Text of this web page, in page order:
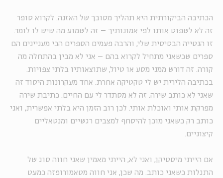
הכתיבה הביקורתית היא תהליך מסובך של האזנה. לקרוא סופר
זה לא לשפוט אותו לפי אמונותיך – זה לשמוע מה שיש לו לומר.
זו הנטייה הבסיסית שלי, והרבה פעמים הספרים הכי מעניינים הם
ספרים שכשאני מתחיל לקרוא בהם – אני לא מבין בהתחלה מה
קורה. זה דורש ממני מסע או טיול, שתוצאותיו בלתי צפויות.
בכתיבה הלירית יש לי טקטיקה אחרת. אחד מעקרונות היסוד זה
שאני לא כותב שירה. זה לא מסתדר לי עם החיים. כתיבת שירה
מפרקת אותי ואוכלת אותי. לכן רוב הזמן היא בלתי אפשרית, ואני
כותב רק כשאני מוכן להיסחף למצבים רגשיים ומנטאליים
קיצוניים.
אם הייתי מיסטיקן, ואני לא, הייתי מאמין שאני חווה סוג של
התגלות כשאני כותב. מה שכן, אני חווה מטאמורופזה כמעט